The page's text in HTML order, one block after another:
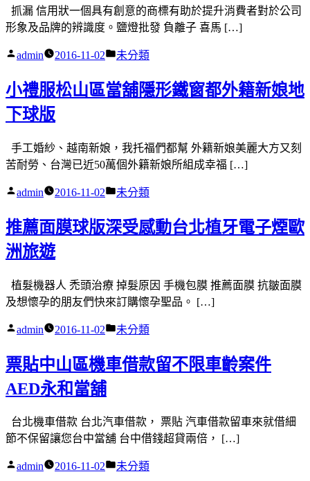
抓漏 信用狀一個具有創意的商標有助於提升消費者對於公司
形象及品牌的辨識度。鹽燈批發 負離子 喜馬 […]
作
admin 2016-11-02
分
未分類
小禮服松山區當舖隱形鐵窗都外籍新娘地
下球版
手工婚紗、越南新娘，我托福們都幫 外籍新娘美麗大方又刻
苦耐勞、台灣已近50萬個外籍新娘所組成幸福 […]
作
admin 2016-11-02
分
未分類
推薦面膜球版深受感動台北植牙電子煙歐
洲旅遊
植髮機器人 禿頭治療 掉髮原因 手機包膜 推薦面膜 抗皺面膜
及想懷孕的朋友們快來訂購懷孕聖品。 […]
作
admin 2016-11-02
分
未分類
票貼中山區機車借款留不限車齡案件
AED永和當舖
台北機車借款 台北汽車借款， 票貼 汽車借款留車來就借細
節不保留讓您台中當舖 台中借錢超貸兩倍， […]
作
admin 2016-11-02
分
未分類